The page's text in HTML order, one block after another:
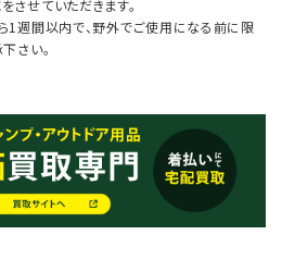
せていただきます。
1週間以内で、野外でご使用になる前に限
さい。